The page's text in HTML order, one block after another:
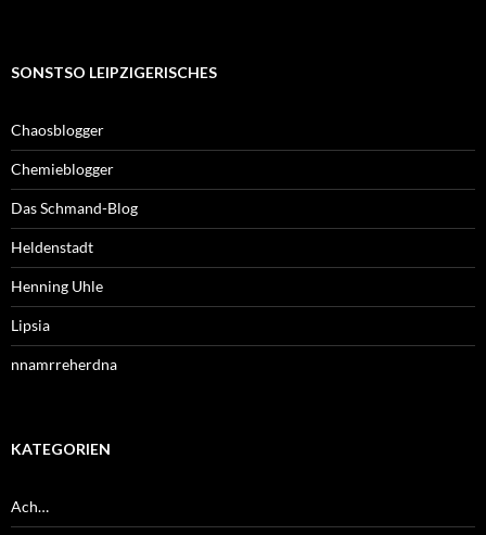
SONSTSO LEIPZIGERISCHES
Chaosblogger
Chemieblogger
Das Schmand-Blog
Heldenstadt
Henning Uhle
Lipsia
nnamrreherdna
KATEGORIEN
Ach…